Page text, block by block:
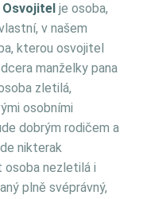
Osvojitel je osoba,
v našem
kterou osvojitel
manželky pana
zletilá,
osobními
dobrým rodičem a
nikterak
osoba nezletilá i
plně svéprávný,